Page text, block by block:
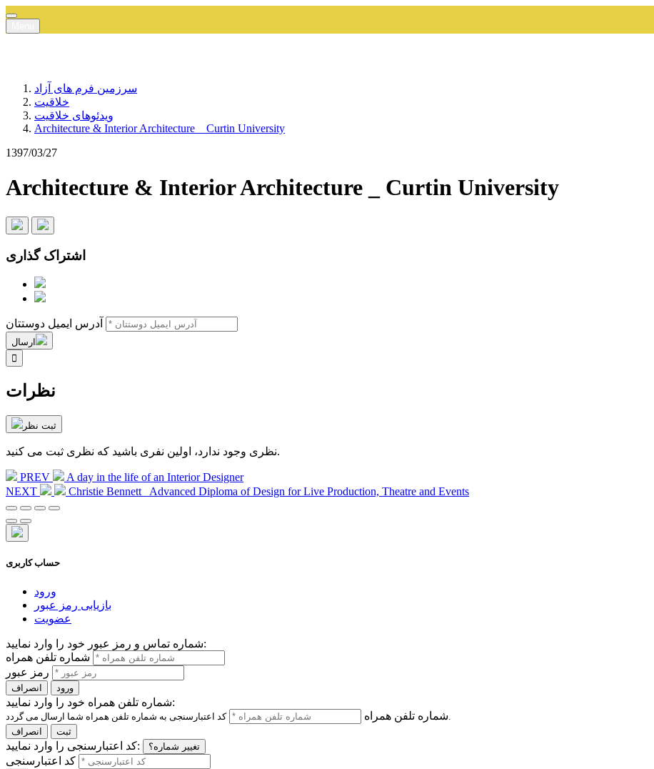
سرزمین فرم های آزاد
خلاقیت
ویدئوهای خلاقیت
Architecture & Interior Architecture _ Curtin University
1397/03/27
Architecture & Interior Architecture _ Curtin University
اشتراک گذاری
آدرس ایمیل دوستتان
ارسال

نظرات
ثبت نظر
نظری وجود ندارد، اولین نفری باشید که نظری ثبت می کنید.
PREV
A day in the life of an Interior Designer
NEXT
Christie Bennett_ Advanced Diploma of Design for Live Production, Theatre and Events
حساب کاربری
ورود
بازیابی رمز عبور
عضویت
شماره تماس و رمز عبور خود را وارد نمایید:
شماره تلفن همراه
رمز عبور
انصراف ورود
شماره تلفن همراه خود را وارد نمایید:
شماره تلفن همراهکد اعتبارسنجی به شماره تلفن همراه شما ارسال می گردد.
انصراف
ثبت
کد اعتبارسنجی را وارد نمایید: تغییر شماره؟
کد اعتبارسنجی